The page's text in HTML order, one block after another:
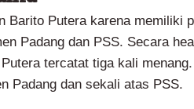
Barito Putera karena memiliki
Padang dan PSS. Secara
tercatat tiga kali
Padang dan sekali atas PSS.